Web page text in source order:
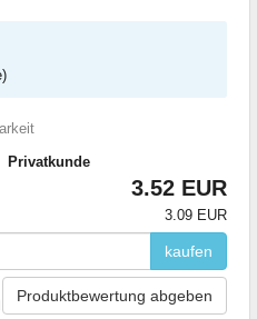
Privatkunde
3.52 EUR
3.09 EUR
kaufen
Produktbewertung abgeben